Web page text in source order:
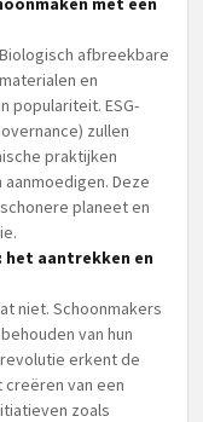
afbreekbare
en
populariteit. ESG-
zullen
praktijken
Deze
planeet en
het aantrekken en
niet. Schoonmakers
van hun
erkent de
van een
zoals